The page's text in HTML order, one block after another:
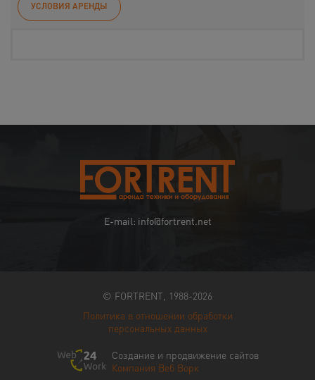
УСЛОВИЯ АРЕНДЫ
E-mail: info@fortrent.net
© FORTRENT, 1988-2026
Политика в отношении обработки
персональных данных
Создание и продвижение сайтов
Компания Веб Ворк